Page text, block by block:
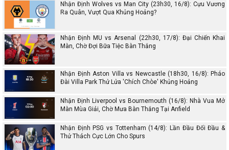
Nhận Định Wolves vs Man City (23h30, 16/8): Cựu Vương
Ra Quân, Vượt Qua Khủng Hoảng?
Nhận Định MU vs Arsenal (22h30, 17/8): Đại Chiến Khai
Màn, Chờ Đợi Bữa Tiệc Bàn Thắng
Nhận Định Aston Villa vs Newcastle (18h30, 16/8): Pháo
Đài Villa Park Thử Lửa 'Chích Chòe' Khủng Hoảng
Nhận Định Liverpool vs Bournemouth (16/8): Nhà Vua Mở
Màn Mùa Giải, Chờ Mưa Bàn Thắng Tại Anfield
Nhận Định PSG vs Tottenham (14/8): Lần Đầu Đối Đầu &
Thử Thách Cực Lớn Cho Spurs